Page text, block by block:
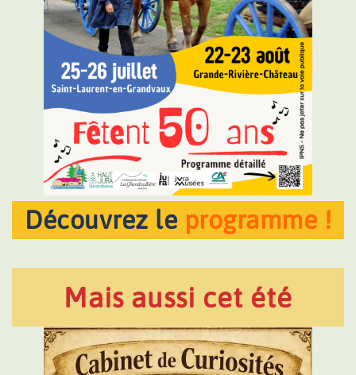
Découvrez le programme !
Mais aussi cet été